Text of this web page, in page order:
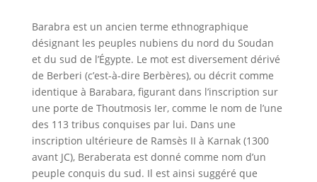
Barabra est un ancien terme ethnographique
désignant les peuples nubiens du nord du Soudan
et du sud de l’Égypte. Le mot est diversement dérivé
de Berberi (c’est-à-dire Berbères), ou décrit comme
identique à Barabara, figurant dans l’inscription sur
une porte de Thoutmosis Ier, comme le nom de l’une
des 113 tribus conquises par lui. Dans une
inscription ultérieure de Ramsès II à Karnak (1300
avant JC), Beraberata est donné comme nom d’un
peuple conquis du sud. Il est ainsi suggéré que